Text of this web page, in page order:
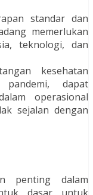
standar dan
memerlukan
teknologi, dan
kesehatan
dapat
operasional
sejalan dengan
penting dalam